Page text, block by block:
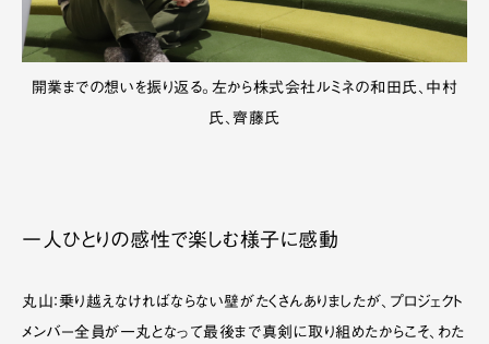
開業までの想いを振り返る。左から株式会社ルミネの和田氏、中村
氏、齊藤氏
一人ひとりの感性で楽しむ様子に感動
丸山：乗り越えなければならない壁がたくさんありましたが、プロジェクト
メンバー全員が一丸となって最後まで真剣に取り組めたからこそ、わた